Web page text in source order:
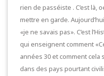
rien de passéiste . C’est là,
mettre en garde.
«je ne savais pas». C’est
qui enseignent comment
années 30 et comment cela
dans des pays pourtant